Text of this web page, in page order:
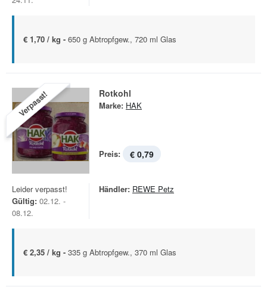
€ 1,70 / kg - 650 g Abtropfgew., 720 ml Glas
Verpasst! Rotkohl
Marke: HAK
Preis: € 0,79
Leider verpasst!
Gültig: 02.12. -
08.12.
Händler: REWE Petz
€ 2,35 / kg - 335 g Abtropfgew., 370 ml Glas